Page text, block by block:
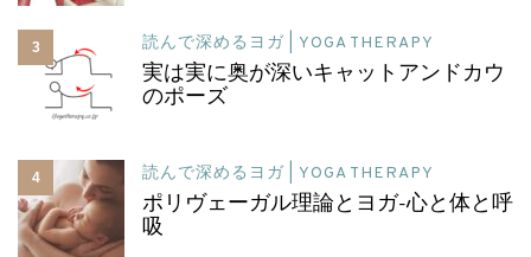
3 読んで深めるヨガ | YOGA THERAPY
実は実に奥が深いキャットアンドカウ
のポーズ
4 読んで深めるヨガ | YOGA THERAPY
ポリヴェーガル理論とヨガ-心と体と呼
吸